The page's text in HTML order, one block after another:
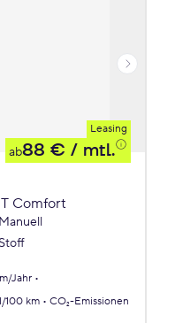
Leasing
ab88 € / mtl.
Comfort
Manuell
Stoff
Jahr
100 km
CO₂-Emissionen